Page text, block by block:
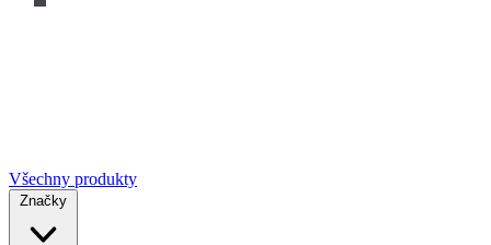
Všechny produkty
Značky